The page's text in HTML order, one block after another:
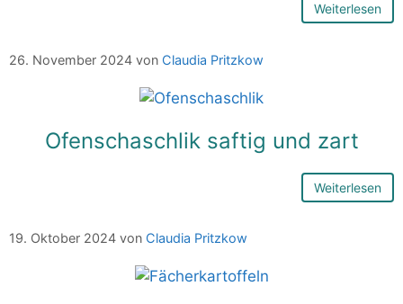
Weiterlesen
26. November 2024 von Claudia Pritzkow
Ofenschaschlik saftig und zart
Weiterlesen
19. Oktober 2024 von Claudia Pritzkow